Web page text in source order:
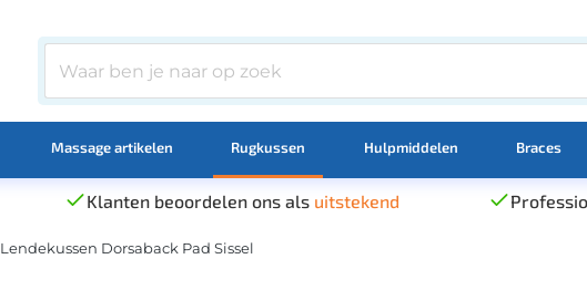
Massage artikelen Rugkussen Hulpmiddelen Braces
Klanten beoordelen ons als uitstekend
Lendekussen Dorsaback Pad Sissel